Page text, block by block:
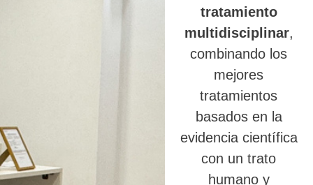
tratamiento
multidisciplinar,
combinando los
mejores
tratamientos
basados en la
evidencia científica
con un trato
humano y